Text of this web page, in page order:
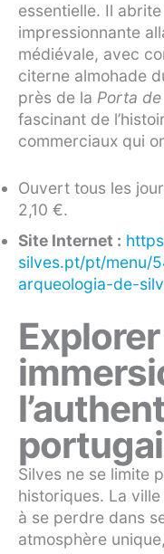
essentielle. Il
impressionnante
médiévale, avec
citerne almohade
près de la Porta
fascinant de
commerciaux qui
Ouvert tous les
2,10 €.
Site Internet :
silves.pt/pt/menu/
arqueologia-de-
Silves ne se limite
historiques. La
à se perdre dans
atmosphère